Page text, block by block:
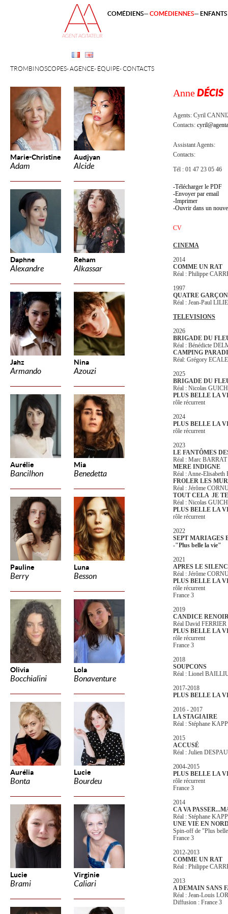
Marie-Christine
Adam
Audjyan
Alcide
Daphne
Alexandre
Reham
Alkassar
Jahz
Armando
Nina
Azouzi
Aurélie
Bancilhon
Mia
Benedetta
Pauline
Berry
Luna
Besson
Olivia
Bocchialini
Lola
Bonaventure
Aurélia
Bonta
Lucie
Bourdeu
Lucie
Brami
Virginie
Caliari
TROMBINOSCOPES AGENCE ÉQUIPE CONTACTS
COMÉDIENS COMÉDIENNES
AnneDÉCIS
Agents: Cyril
Contacts:
Assistant Agents:
Contacts:
Tél : 01 47 23 05 46
Télécharger le PDF
Envoyer par email
Imprimer
Ouvrir dans un
CV
CINEMA
2014
COMME UN RAT
Réal : Philippe
1997
QUATRE
Réal : Jean-Paul
TELEVISIONS
2026
BRIGADE DU
Réal : Bénédicte
CAMPING
Réal: Grégory ECALE
2025
BRIGADE DU
Réal : Nicolas
PLUS BELLE LA
rôle récurrent
2024
PLUS BELLE LA
rôle récurrent
2023
LE FANTÔMES
Réal : Marc BARRAT
MERE INDIGNE
Réal : Anne-
FROLER LES
Réal : Jérôme
TOUT CELA JE
Réal : Nicolas
PLUS BELLE LA
rôle récurrent
2022
SEPT MARIAGES
-"Plus belle la vie"
2021
APRES LE
Réal : Jérôme
PLUS BELLE LA
rôle récurrent
France 3
2019
CANDICE
Réal David FERRIER
PLUS BELLE LA
rôle récurrent
France 3
2018
SOUPCONS
Réal : Lionel
2017-2018
PLUS BELLE LA
2016 - 2017
LA STAGIAIRE
Réal : Stéphane
2015
ACCUSÉ
Réal : Julien
2004-2015
PLUS BELLE LA
rôle récurrent
France 3
2014
CA VA
Réal : Stéphane
UNE VIE EN
Spin-off de "Plus
France 3
2012-2013
COMME UN RAT
Réal : Philippe
2013
A DEMAIN SANS
Réal : Jean-Louis
Diffusion : France 3